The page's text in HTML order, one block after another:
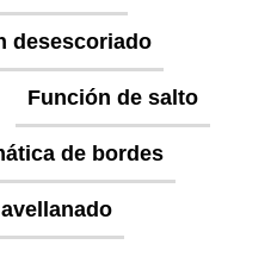
desescoriado
Función de salto
de bordes